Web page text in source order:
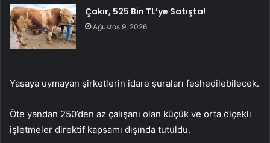
Çakır, 525 Bin TL’ye Satışta!
Ağustos 9, 2026
Yasaya uymayan şirketlerin idare şuraları feshedilebilecek.
Öte yandan 250’den az çalışanı olan küçük ve orta ölçekli
işletmeler direktif kapsamı dışında tutuldu.